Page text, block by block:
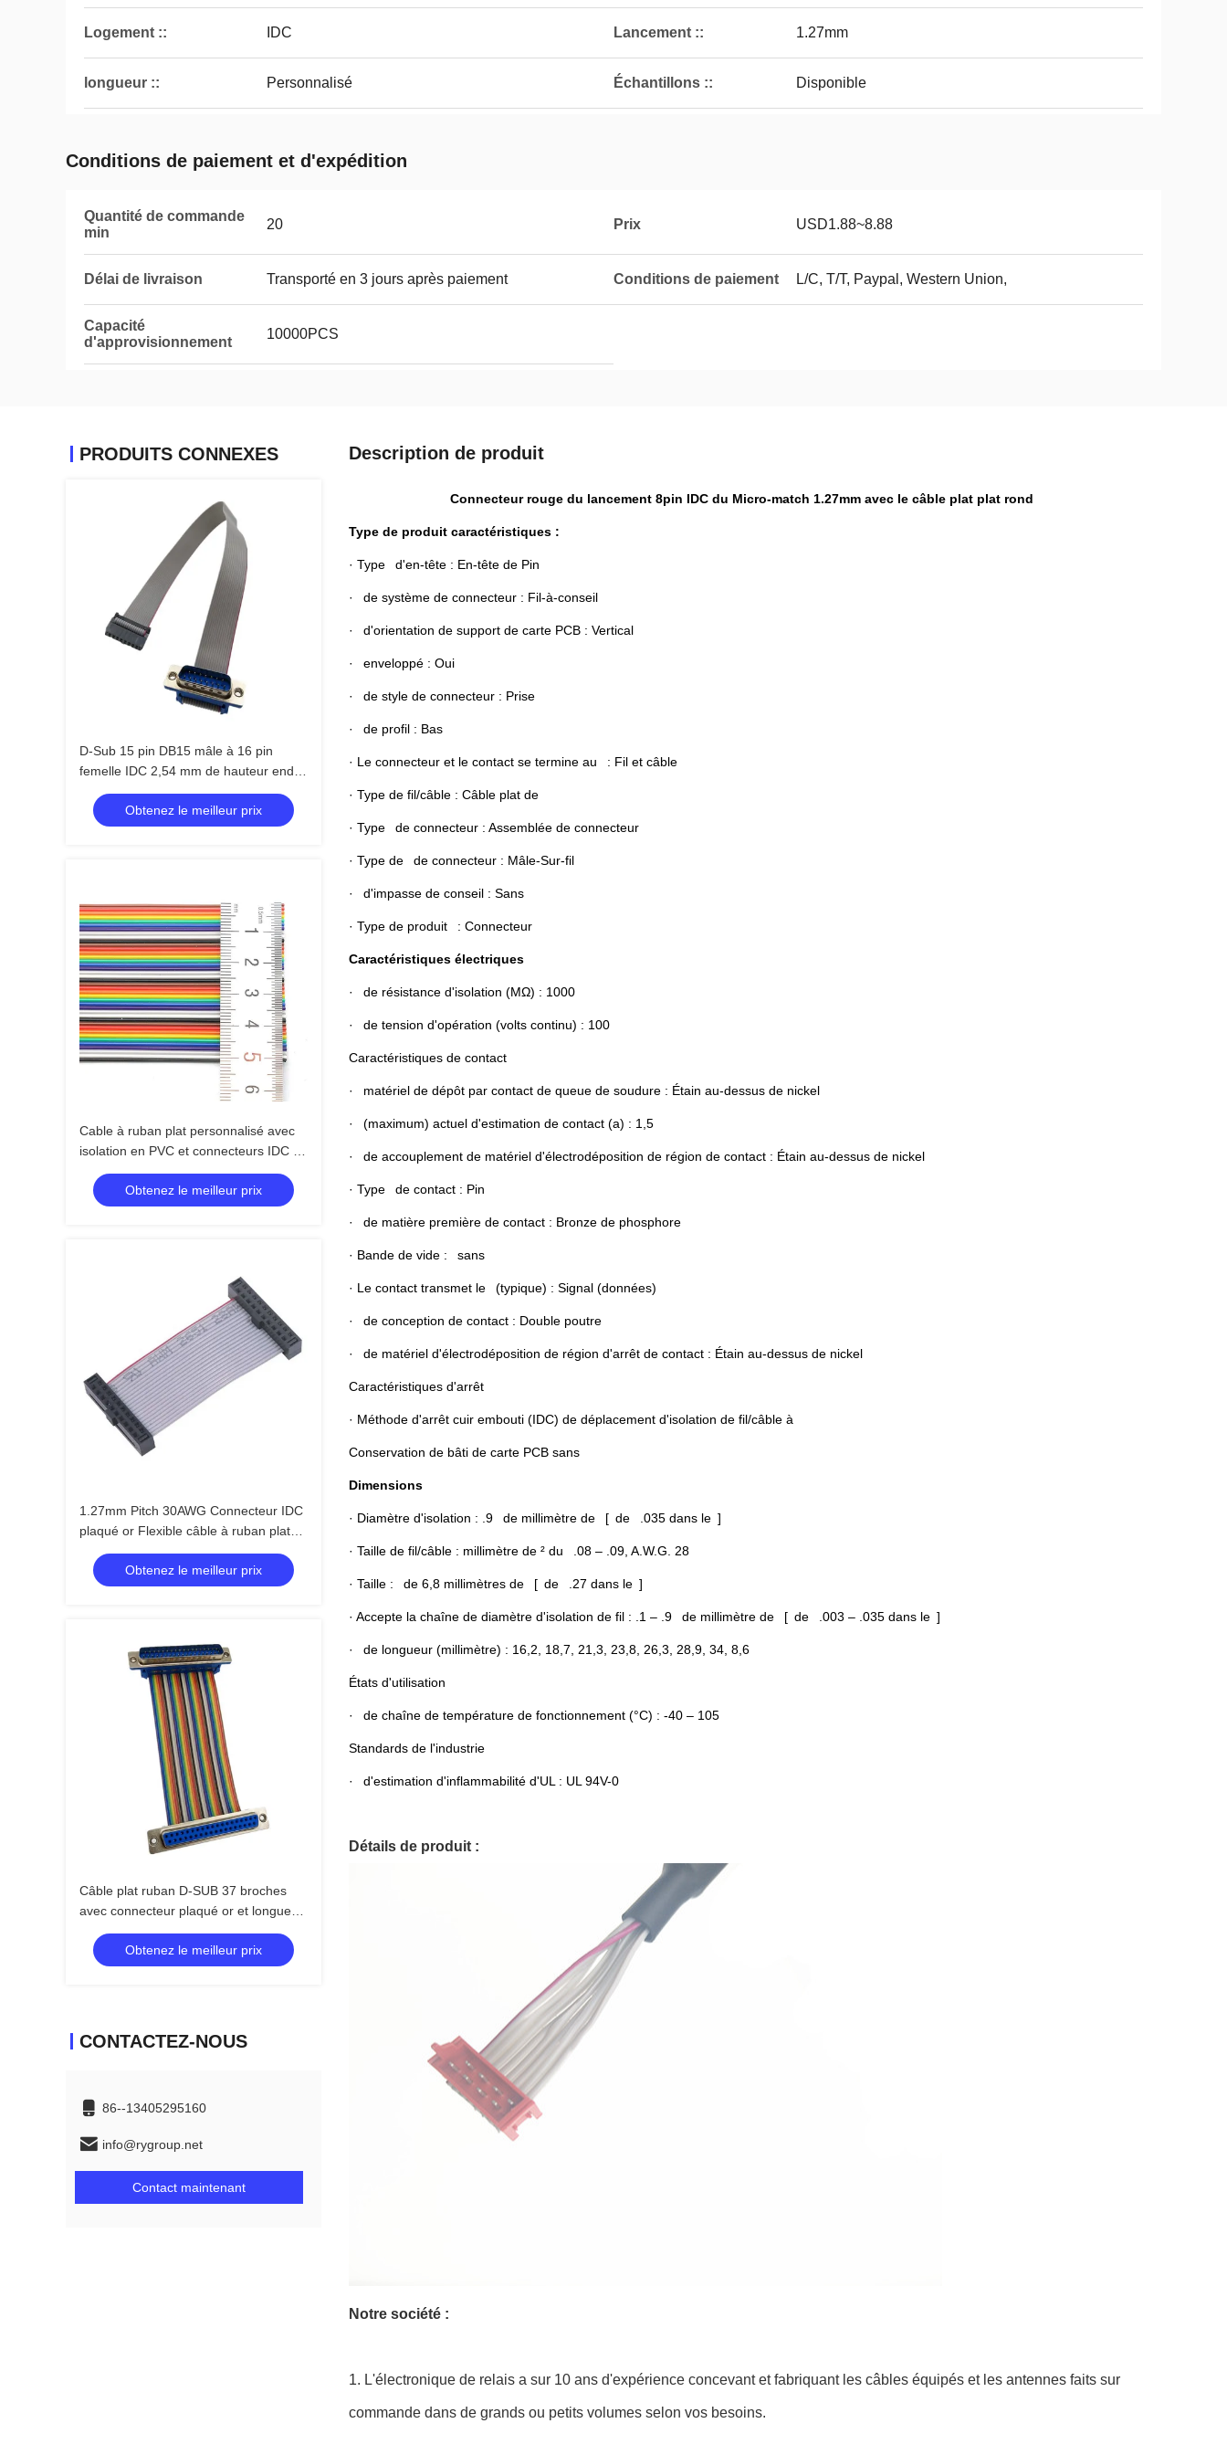
Logement :: IDC Lancement :: 1.27mm
longueur :: Personnalisé Échantillons :: Disponible
Conditions de paiement et d'expédition
Quantité de commande
min
20 Prix USD1.88~8.88
Délai de livraison Transporté en 3 jours après paiement Conditions de paiement L/C, T/T, Paypal, Western Union,
Capacité
d'approvisionnement
10000PCS
PRODUITS CONNEXES
D-Sub 15 pin DB15 mâle à 16 pin
femelle IDC 2,54 mm de hauteur enduit
d'or câble à ruban plat
Obtenez le meilleur prix
Cable à ruban plat personnalisé avec
isolation en PVC et connecteurs IDC de
1,27 mm
Obtenez le meilleur prix
1.27mm Pitch 30AWG Connecteur IDC
plaqué or Flexible câble à ruban plat
pour électronique
Obtenez le meilleur prix
Câble plat ruban D-SUB 37 broches
avec connecteur plaqué or et longueur
personnalisable Assemblage de câble
connecteur DB37 PIN
Obtenez le meilleur prix
CONTACTEZ-NOUS
86--13405295160
info@rygroup.net
Contact maintenant
Description de produit
Connecteur rouge du lancement 8pin IDC du Micro-match 1.27mm avec le câble plat plat rond
Type de produit caractéristiques :
· Type d'en-tête : En-tête de Pin
· de système de connecteur : Fil-à-conseil
· d'orientation de support de carte PCB : Vertical
· enveloppé : Oui
· de style de connecteur : Prise
· de profil : Bas
· Le connecteur et le contact se termine au : Fil et câble
· Type de fil/câble : Câble plat de
· Type de connecteur : Assemblée de connecteur
· Type de de connecteur : Mâle-Sur-fil
· d'impasse de conseil : Sans
· Type de produit : Connecteur
Caractéristiques électriques
· de résistance d'isolation (MΩ) : 1000
· de tension d'opération (volts continu) : 100
Caractéristiques de contact
· matériel de dépôt par contact de queue de soudure : Étain au-dessus de nickel
· (maximum) actuel d'estimation de contact (a) : 1,5
· de accouplement de matériel d'électrodéposition de région de contact : Étain au-dessus de nickel
· Type de contact : Pin
· de matière première de contact : Bronze de phosphore
· Bande de vide : sans
· Le contact transmet le (typique) : Signal (données)
· de conception de contact : Double poutre
· de matériel d'électrodéposition de région d'arrêt de contact : Étain au-dessus de nickel
Caractéristiques d'arrêt
· Méthode d'arrêt cuir embouti (IDC) de déplacement d'isolation de fil/câble à
Conservation de bâti de carte PCB sans
Dimensions
· Diamètre d'isolation : .9 de millimètre de [ de .035 dans le ]
· Taille de fil/câble : millimètre de ² du .08 – .09, A.W.G. 28
· Taille : de 6,8 millimètres de [ de .27 dans le ]
· Accepte la chaîne de diamètre d'isolation de fil : .1 – .9 de millimètre de [ de .003 – .035 dans le ]
· de longueur (millimètre) : 16,2, 18,7, 21,3, 23,8, 26,3, 28,9, 34, 8,6
États d'utilisation
· de chaîne de température de fonctionnement (°C) : -40 – 105
Standards de l'industrie
· d'estimation d'inflammabilité d'UL : UL 94V-0
Détails de produit :
Notre société :
1. L'électronique de relais a sur 10 ans d'expérience concevant et fabriquant les câbles équipés et les antennes faits sur
commande dans de grands ou petits volumes selon vos besoins.